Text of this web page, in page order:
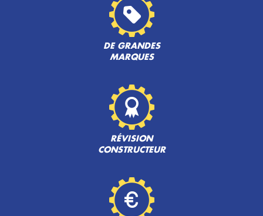
DE GRANDES
MARQUES
RÉVISION
CONSTRUCTEUR